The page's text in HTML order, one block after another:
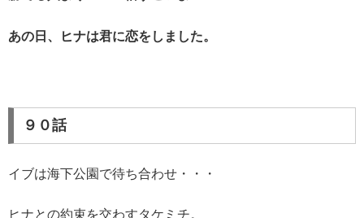
あの日、ヒナは君に恋をしました。
９０話
イブは海下公園で待ち合わせ・・・
ヒナとの約束を交わすタケミチ。